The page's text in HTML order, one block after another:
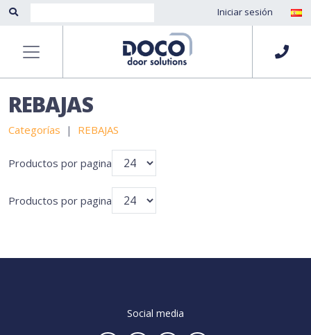
Iniciar sesión
REBAJAS
Categorías REBAJAS
Productos por pagina
Productos por pagina
Social media